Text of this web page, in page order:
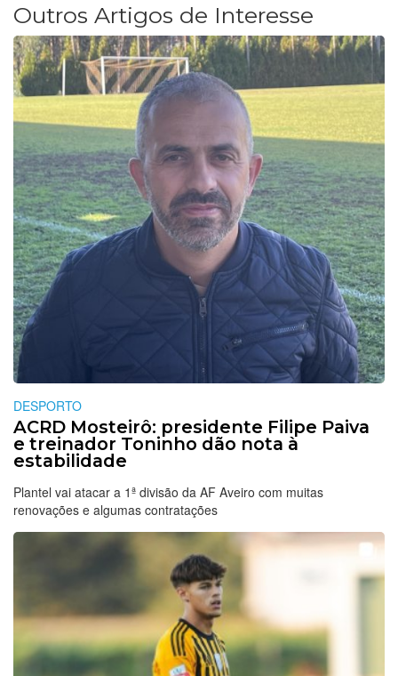
Outros Artigos de Interesse
DESPORTO
ACRD Mosteirô: presidente Filipe Paiva
e treinador Toninho dão nota à
estabilidade
Plantel vai atacar a 1ª divisão da AF Aveiro com muitas
renovações e algumas contratações